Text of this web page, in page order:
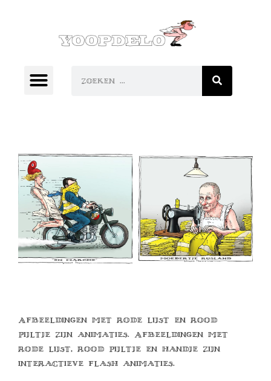
Afbeeldingen met rode lijst en rood
pijltje zijn animaties. Afbeeldingen met
rode lijst, rood pijltje en handje zijn
interactieve flash animaties.